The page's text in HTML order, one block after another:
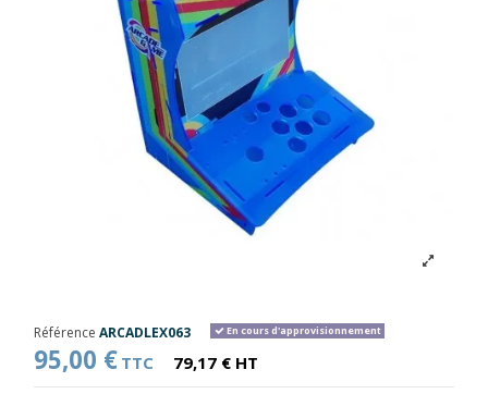
Référence ARCADLEX063 En cours d'approvisionnement
95,00 € TTC 79,17 € HT